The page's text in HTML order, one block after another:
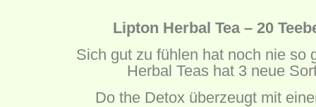
Lipton Herbal Tea – 20
Sich gut zu fühlen hat noch nie so
Herbal Teas hat 3 neue
Do the Detox überzeugt mit